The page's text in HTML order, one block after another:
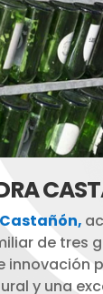
de tres
innovación
y una